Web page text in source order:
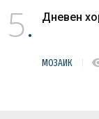
5 Дневен
МОЗАИК